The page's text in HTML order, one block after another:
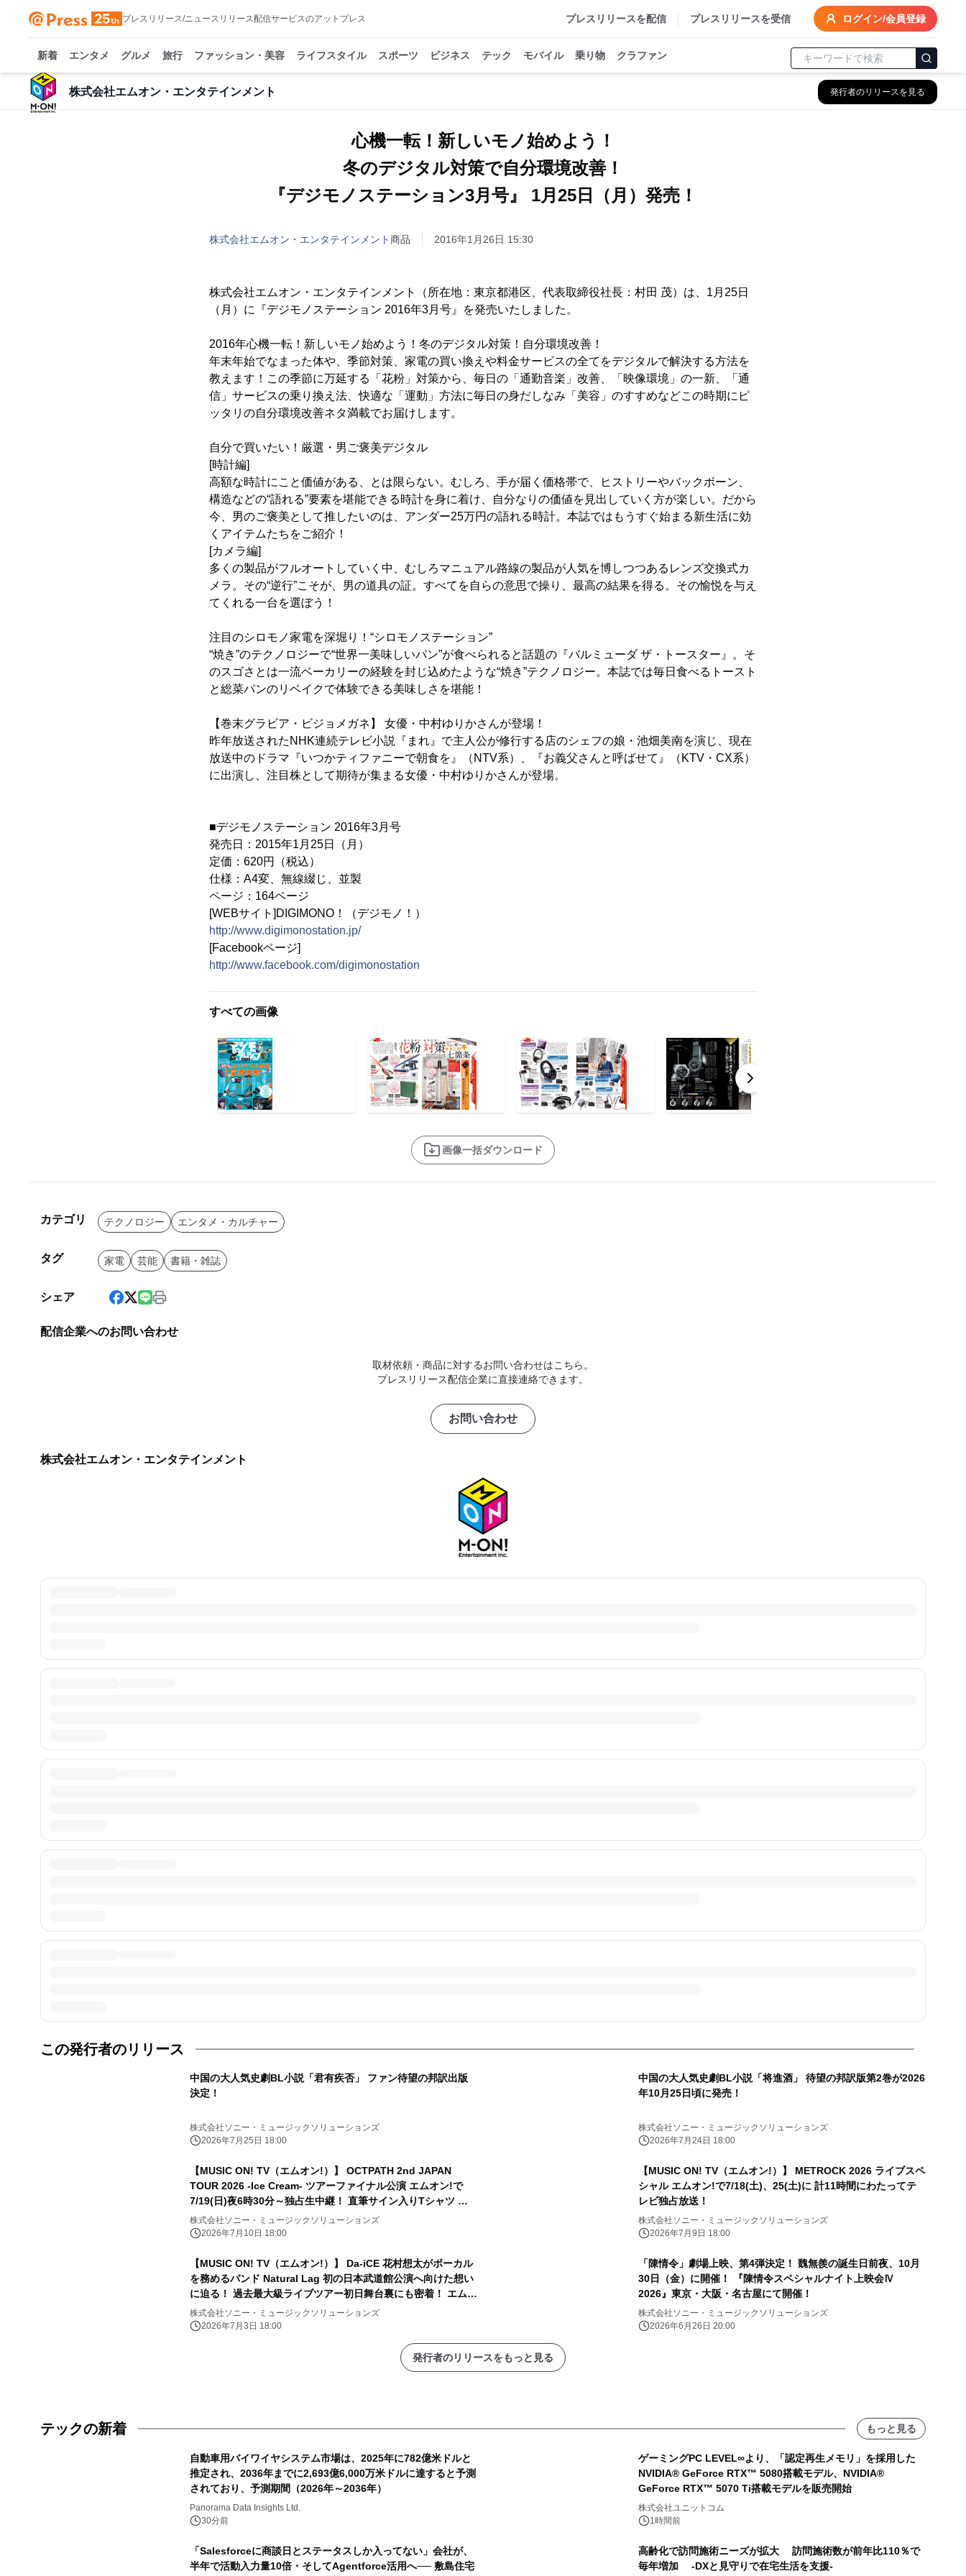
プレスリリース/ニュースリリース配信サービスのアットプレス プレスリリースを配信 プレスリリースを受信 ログイン/会員登録
新着 エンタメ グルメ 旅行 ファッション・美容 ライフスタイル スポーツ ビジネス テック モバイル 乗り物 クラファン
株式会社エムオン・エンタテインメント 発行者のリリースを見る
心機一転！新しいモノ始めよう！
冬のデジタル対策で自分環境改善！
『デジモノステーション3月号』 1月25日（月）発売！
株式会社エムオン・エンタテインメント商品 2016年1月26日 15:30
株式会社エムオン・エンタテインメント（所在地：東京都港区、代表取締役社長：村田 茂）は、1月25日
（月）に『デジモノステーション 2016年3月号』を発売いたしました。
2016年心機一転！新しいモノ始めよう！冬のデジタル対策！自分環境改善！
年末年始でなまった体や、季節対策、家電の買い換えや料金サービスの全てをデジタルで解決する方法を
教えます！この季節に万延する「花粉」対策から、毎日の「通勤音楽」改善、「映像環境」の一新、「通
信」サービスの乗り換え法、快適な「運動」方法に毎日の身だしなみ「美容」のすすめなどこの時期にピ
ッタリの自分環境改善ネタ満載でお届けします。
自分で買いたい！厳選・男ご褒美デジタル
[時計編]
高額な時計にこと価値がある、とは限らない。むしろ、手が届く価格帯で、ヒストリーやバックボーン、
構造などの“語れる”要素を堪能できる時計を身に着け、自分なりの価値を見出していく方が楽しい。だから
今、男のご褒美として推したいのは、アンダー25万円の語れる時計。本誌ではもうすぐ始まる新生活に効
くアイテムたちをご紹介！
[カメラ編]
多くの製品がフルオートしていく中、むしろマニュアル路線の製品が人気を博しつつあるレンズ交換式カ
メラ。その“逆行”こそが、男の道具の証。すべてを自らの意思で操り、最高の結果を得る。その愉悦を与え
てくれる一台を選ぼう！
注目のシロモノ家電を深堀り！“シロモノステーション”
“焼き”のテクノロジーで“世界一美味しいパン”が食べられると話題の『バルミューダ ザ・トースター』。そ
のスゴさとは一流ベーカリーの経験を封じ込めたような“焼き”テクノロジー。本誌では毎日食べるトースト
と総菜パンのリベイクで体験できる美味しさを堪能！
【巻末グラビア・ビジョメガネ】 女優・中村ゆりかさんが登場！
昨年放送されたNHK連続テレビ小説『まれ』で主人公が修行する店のシェフの娘・池畑美南を演じ、現在
放送中のドラマ『いつかティファニーで朝食を』（NTV系）、『お義父さんと呼ばせて』（KTV・CX系）
に出演し、注目株として期待が集まる女優・中村ゆりかさんが登場。
■デジモノステーション 2016年3月号
発売日：2015年1月25日（月）
定価：620円（税込）
仕様：A4変、無線綴じ、並製
ページ：164ページ
[WEBサイト]DIGIMONO！（デジモノ！）
http://www.digimonostation.jp/
[Facebookページ]
http://www.facebook.com/digimonostation
すべての画像
画像一括ダウンロード
カテゴリ テクノロジー エンタメ・カルチャー
タグ 家電 芸能 書籍・雑誌
シェア
配信企業へのお問い合わせ
取材依頼・商品に対するお問い合わせはこちら。
プレスリリース配信企業に直接連絡できます。
お問い合わせ
株式会社エムオン・エンタテインメント
この発行者のリリース
中国の大人気史劇BL小説「君有疾否」 ファン待望の邦訳出版
決定！
株式会社ソニー・ミュージックソリューションズ
2026年7月25日 18:00
中国の大人気史劇BL小説「将進酒」 待望の邦訳版第2巻が2026
年10月25日頃に発売！
株式会社ソニー・ミュージックソリューションズ
2026年7月24日 18:00
【MUSIC ON! TV（エムオン!）】 OCTPATH 2nd JAPAN
TOUR 2026 -Ice Cream- ツアーファイナル公演 エムオン!で
7/19(日)夜6時30分～独占生中継！ 直筆サイン入りTシャツ プ
レゼントキャンペーン実施中！
株式会社ソニー・ミュージックソリューションズ
2026年7月10日 18:00
【MUSIC ON! TV（エムオン!）】 METROCK 2026 ライブスペ
シャル エムオン!で7/18(土)、25(土)に 計11時間にわたってテ
レビ独占放送！
株式会社ソニー・ミュージックソリューションズ
2026年7月9日 18:00
【MUSIC ON! TV（エムオン!）】 Da-iCE 花村想太がボーカル
を務めるバンド Natural Lag 初の日本武道館公演へ向けた想い
に迫る！ 過去最大級ライブツアー初日舞台裏にも密着！ エムオ
ン!で7/14(火)夜10時～オンエア！
株式会社ソニー・ミュージックソリューションズ
2026年7月3日 18:00
「陳情令」劇場上映、第4弾決定！ 魏無羨の誕生日前夜、10月
30日（金）に開催！ 『陳情令スペシャルナイト上映会Ⅳ
2026』東京・大阪・名古屋にて開催！
株式会社ソニー・ミュージックソリューションズ
2026年6月26日 20:00
発行者のリリースをもっと見る
テックの新着 もっと見る
自動車用バイワイヤシステム市場は、2025年に782億米ドルと
推定され、2036年までに2,693億6,000万米ドルに達すると予測
されており、予測期間（2026年～2036年）
Panorama Data Insights Ltd.
30分前
ゲーミングPC LEVEL∞より、「認定再生メモリ」を採用した
NVIDIA® GeForce RTX™ 5080搭載モデル、NVIDIA®
GeForce RTX™ 5070 Ti搭載モデルを販売開始
株式会社ユニットコム
1時間前
「Salesforceに商談日とステータスしか入ってない」会社が、
半年で活動入力量10倍・そしてAgentforce活用へ── 敷島住宅
高齢化で訪問施術ニーズが拡大 訪問施術数が前年比110％で
毎年増加 -DXと見守りで在宅生活を支援-